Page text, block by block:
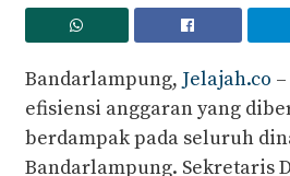
Bandarlampung, Jelajah.co
efisiensi anggaran yang
berdampak pada seluruh
Bandarlampung. Sekretaris